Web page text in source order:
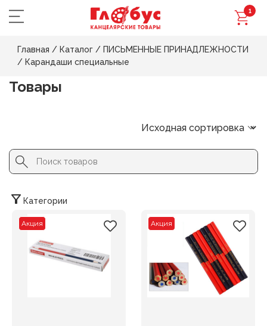
1
Главная / Каталог / ПИСЬМЕННЫЕ ПРИНАДЛЕЖНОСТИ
/ Карандаши специальные
Товары
Search
for:
Button
Категории
Акция Акция